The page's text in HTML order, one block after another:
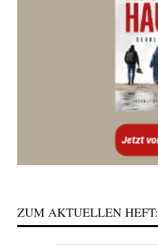
ZUM AKTUELLEN HEFT: